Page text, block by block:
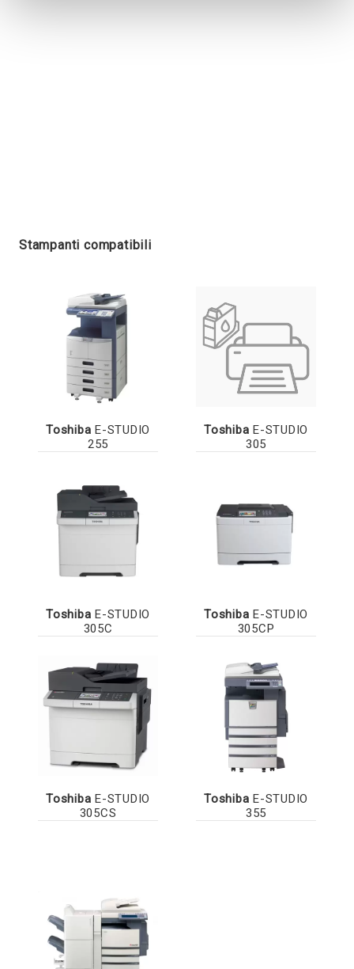
Stampanti compatibili
Toshiba E-STUDIO
255
Toshiba E-STUDIO
305
Toshiba E-STUDIO
305C
Toshiba E-STUDIO
305CP
Toshiba E-STUDIO
305CS
Toshiba E-STUDIO
355